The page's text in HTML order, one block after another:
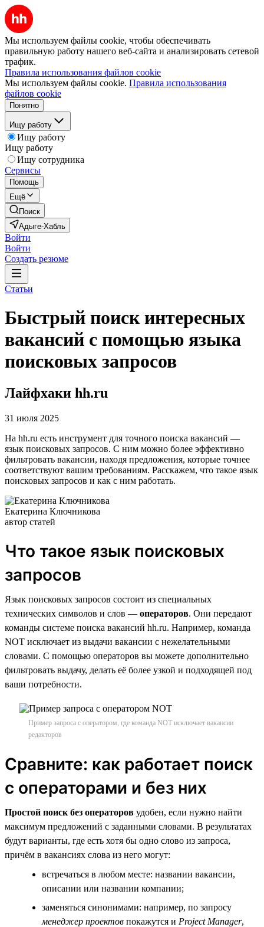
Мы используем файлы cookie, чтобы обеспечивать
правильную работу нашего веб-сайта и анализировать сетевой
трафик.
Правила использования файлов cookie
Мы используем файлы cookie. Правила использования
файлов cookie
Понятно
Ищу работу
Ищу работу
Ищу работу
Ищу сотрудника
Сервисы
Помощь
Ещё
Поиск
Адыге-Хабль
Войти
Войти
Создать резюме
Статьи
Быстрый поиск интересных
вакансий с помощью языка
поисковых запросов
Лайфхаки hh.ru
31 июля 2025
На hh.ru есть инструмент для точного поиска вакансий —
язык поисковых запросов. С ним можно более эффективно
фильтровать вакансии, находя предложения, которые точнее
соответствуют вашим требованиям. Расскажем, что такое язык
поисковых запросов и как с ним работать.
Екатерина Ключникова
автор статей
Что такое язык поисковых
запросов
Язык поисковых запросов состоит из специальных
технических символов и слов — операторов. Они передают
команды системе поиска вакансий hh.ru. Например, команда
NOT исключает из выдачи вакансии с нежелательными
словами. С помощью операторов вы можете дополнительно
фильтровать выдачу, делать её более узкой и подходящей под
ваши потребности.
Пример запроса с оператором, где команда NOT исключает вакансии
редакторов
Сравните: как работает поиск
с операторами и без них
Простой поиск без операторов удобен, если нужно найти
максимум предложений с заданными словами. В результатах
будут варианты, где есть хотя бы одно слово из запроса,
причём в вакансиях слова из него могут:
встречаться в любом месте: названии вакансии,
описании или названии компании;
заменяться синонимами: например, по запросу
менеджер проектов покажутся и Project Manager,